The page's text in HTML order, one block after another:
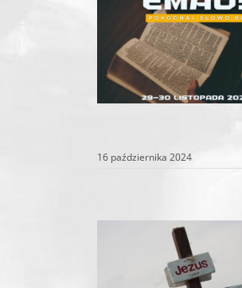
16 października 2024